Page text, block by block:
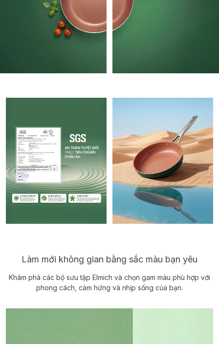
Làm mới không gian bằng sắc màu bạn yêu
Khám phá các bộ sưu tập Elmich và chọn gam màu phù hợp với
phong cách, cảm hứng và nhịp sống của bạn.